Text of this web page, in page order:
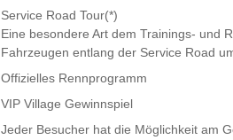
Service Road Tour(*)
Eine besondere Art dem Trainings- und
Fahrzeugen entlang der Service Road
Offizielles Rennprogramm
VIP Village Gewinnspiel
Jeder Besucher hat die Möglichkeit am